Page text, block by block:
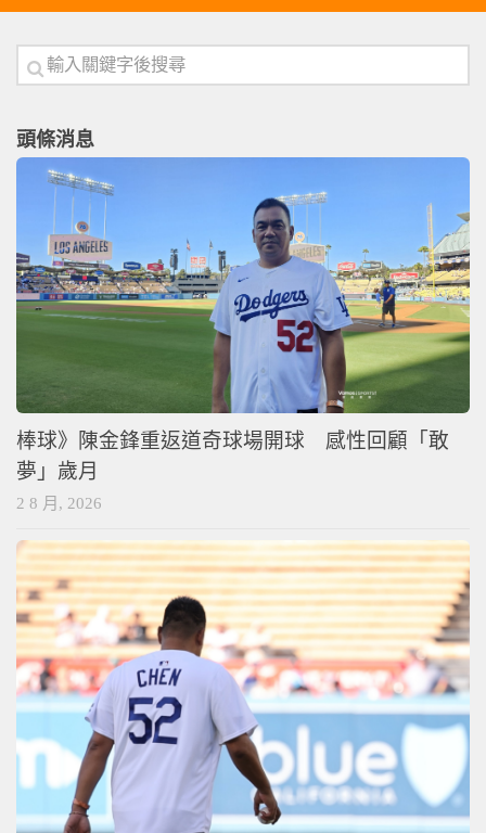
頭條消息
棒球》陳金鋒重返道奇球場開球 感性回顧「敢
夢」歲月
2 8 月, 2026